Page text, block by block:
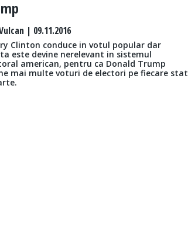
| 09.11.2016
Clinton conduce in votul popular dar
este devine nerelevant in sistemul
american, pentru ca Donald Trump
mai multe voturi de electori pe fiecare stat